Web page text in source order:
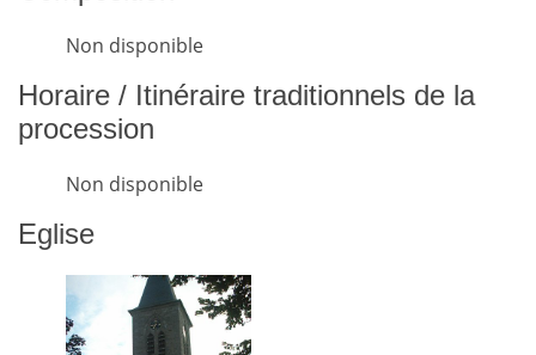
Non disponible
Horaire / Itinéraire traditionnels de la
procession
Non disponible
Eglise